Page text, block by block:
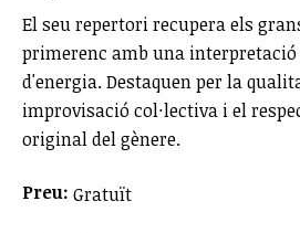
El seu repertori recupera els
primerenc amb una
d'energia. Destaquen per la
improvisació col·lectiva i el
original del gènere.
Preu: Gratuït